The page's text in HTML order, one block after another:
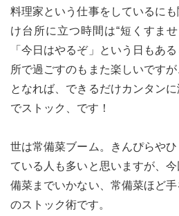
料理家という仕事をしているに
け台所に立つ時間は“短くすま
「今日はやるぞ」という日もあ
所で過ごすのもまた楽しいです
となれば、できるだけカンタン
でストック、です！
世は常備菜ブーム。きんぴらや
ている人も多いと思いますが、
備菜までいかない、常備菜ほど
のストック術です。